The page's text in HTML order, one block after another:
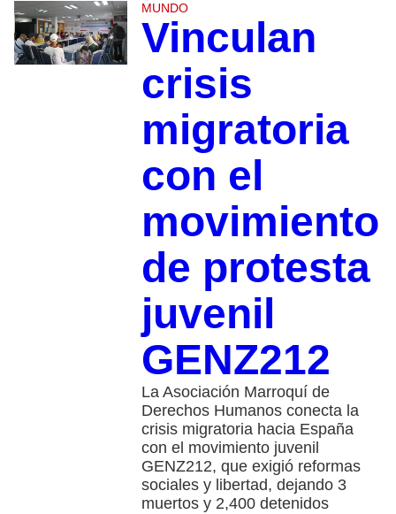
MUNDO
Vinculan
crisis
migratoria
con el
movimiento
de protesta
juvenil
GENZ212
La Asociación Marroquí de
Derechos Humanos conecta la
crisis migratoria hacia España
con el movimiento juvenil
GENZ212, que exigió reformas
sociales y libertad, dejando 3
muertos y 2,400 detenidos